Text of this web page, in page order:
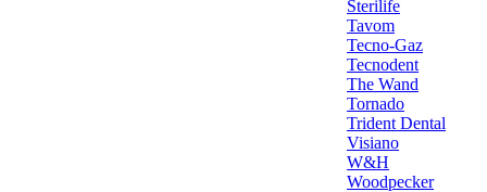
Sterilife
Tavom
Tecno-Gaz
Tecnodent
The Wand
Tornado
Trident Dental
Visiano
W&H
Woodpecker